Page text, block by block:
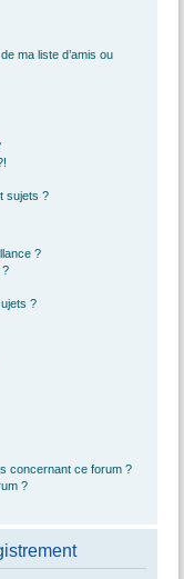
ma liste d’amis ou
sujets ?
?
?
?
concernant ce forum ?
?